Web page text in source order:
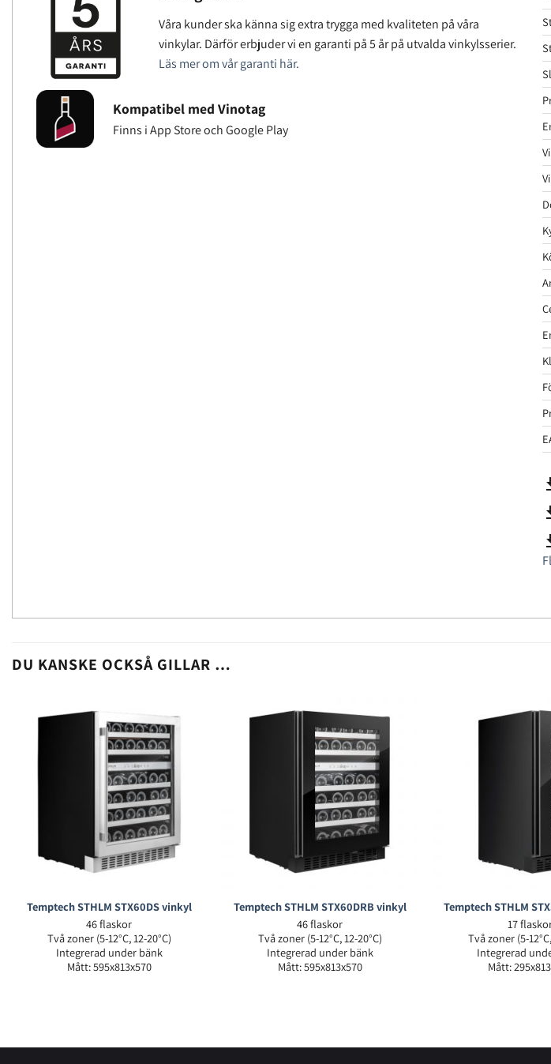
Våra kunder ska känna sig extra trygga med kvaliteten på våra
vinkylar. Därför erbjuder vi en garanti på 5 år på utvalda vinkylsserier.
Läs mer om vår garanti här.
Kompatibel med Vinotag
Finns i App Store och Google Play
DU KANSKE OCKSÅ GILLAR …
Temptech STHLM STX60DS vinkyl
46 flaskor
Två zoner (5-12°C, 12-20°C)
Integrerad under bänk
Mått: 595x813x570
Temptech STHLM STX60DRB vinkyl
46 flaskor
Två zoner (5-12°C, 12-20°C)
Integrerad under bänk
Mått: 595x813x570
Temptech STHLM
17
Två zoner (5-
Integrerad
Mått: